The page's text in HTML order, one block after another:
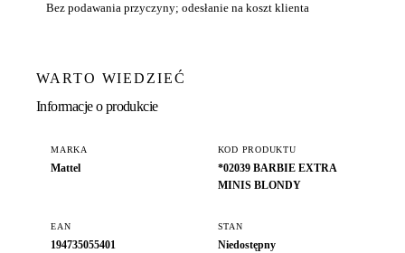
Bez podawania przyczyny; odesłanie na koszt klienta
WARTO WIEDZIEĆ
Informacje o produkcie
MARKA
Mattel
KOD PRODUKTU
*02039 BARBIE EXTRA
MINIS BLONDY
EAN
194735055401
STAN
Niedostępny